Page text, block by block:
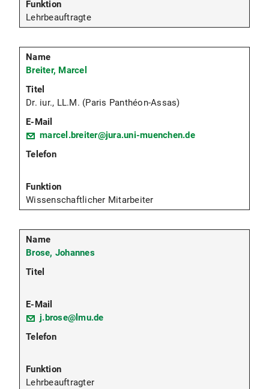
Lehrbeauftragte
Breiter, Marcel
Dr. iur., LL.M. (Paris Panthéon-Assas)
marcel.breiter@jura.uni-muenchen.de
Wissenschaftlicher Mitarbeiter
Brose, Johannes
j.brose@lmu.de
Lehrbeauftragter